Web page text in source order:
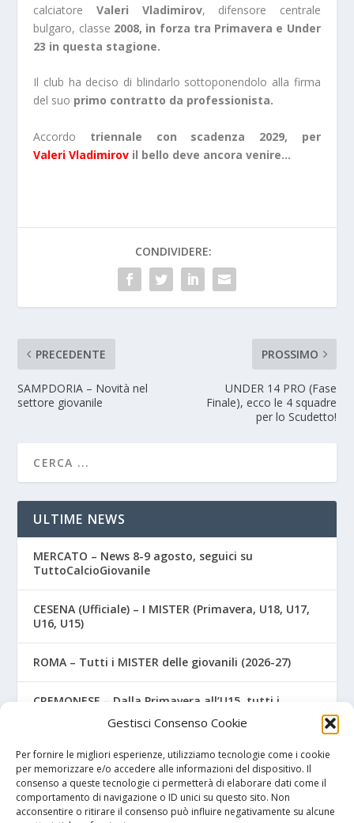
Gestisci Consenso Cookie
Per fornire le migliori esperienze, utilizziamo tecnologie come i cookie
per memorizzare e/o accedere alle informazioni del dispositivo. Il
consenso a queste tecnologie ci permetterà di elaborare dati come il
comportamento di navigazione o ID unici su questo sito. Non
acconsentire o ritirare il consenso può influire negativamente su alcune
calciatore Valeri Vladimirov, difensore centrale
bulgaro, classe 2008, in forza tra Primavera e Under
23 in questa stagione.
Il club ha deciso di blindarlo sottoponendolo alla firma
del suo primo contratto da professionista.
Accordo triennale con scadenza 2029, per
Valeri Vladimirov il bello deve ancora venire…
CONDIVIDERE:
PRECEDENTE
SAMPDORIA – Novità nel
settore giovanile
PROSSIMO
UNDER 14 PRO (Fase
Finale), ecco le 4 squadre
per lo Scudetto!
ULTIME NEWS
MERCATO – News 8-9 agosto, seguici su
TuttoCalcioGiovanile
CESENA (Ufficiale) – I MISTER (Primavera, U18, U17,
U16, U15)
ROMA – Tutti i MISTER delle giovanili (2026-27)
CREMONESE – Dalla Primavera all’U15, tutti i
COSENZA – Due gioiellini della Primavera salutano i
colori rossoblù